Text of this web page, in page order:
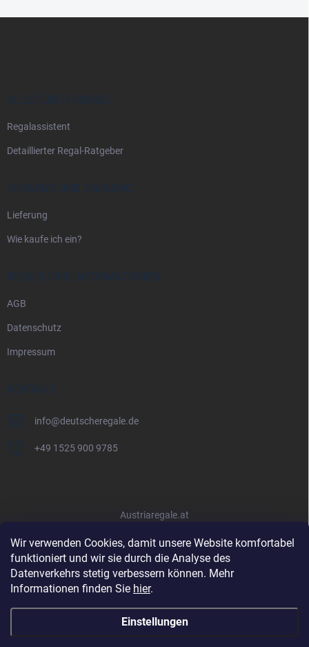
Wir verwenden Cookies, damit unsere Website komfortabel
funktioniert und wir sie durch die Analyse des
Datenverkehrs stetig verbessern können. Mehr
Informationen finden Sie hier.
Einstellungen
ALLES ÜBER REGALE
Regalassistent
Detaillierter Regal-Ratgeber
VERSAND UND ZAHLUNG
Lieferung
Wie kaufe ich ein?
RECHTLICHE INFORMATIONEN
AGB
Datenschutz
Impressum
KONTAKT
info@deutscheregale.de
+49 1525 900 9785
Austriaregale.at